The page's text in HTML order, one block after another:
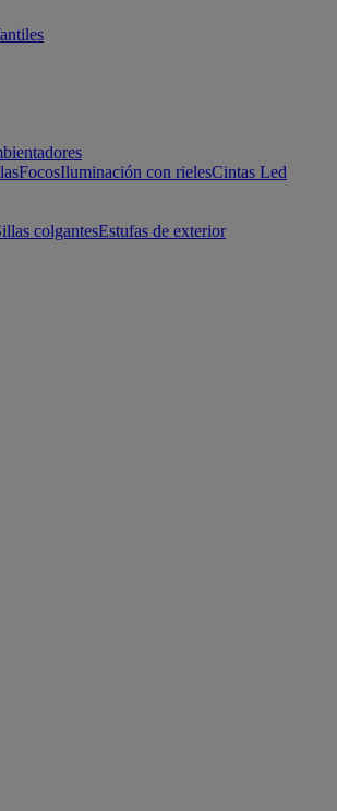
FocosIluminación con rielesCintas Led
colgantesEstufas de exterior